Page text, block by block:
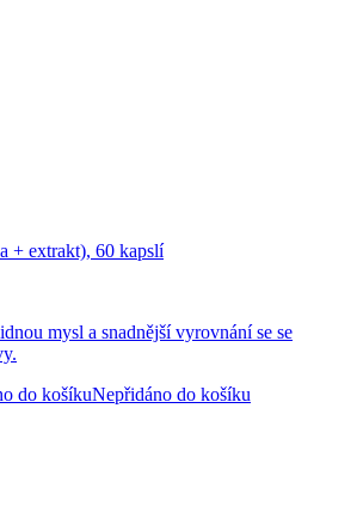
+ extrakt), 60 kapslí
mysl a snadnější vyrovnání se se
do košíkuNepřidáno do košíku